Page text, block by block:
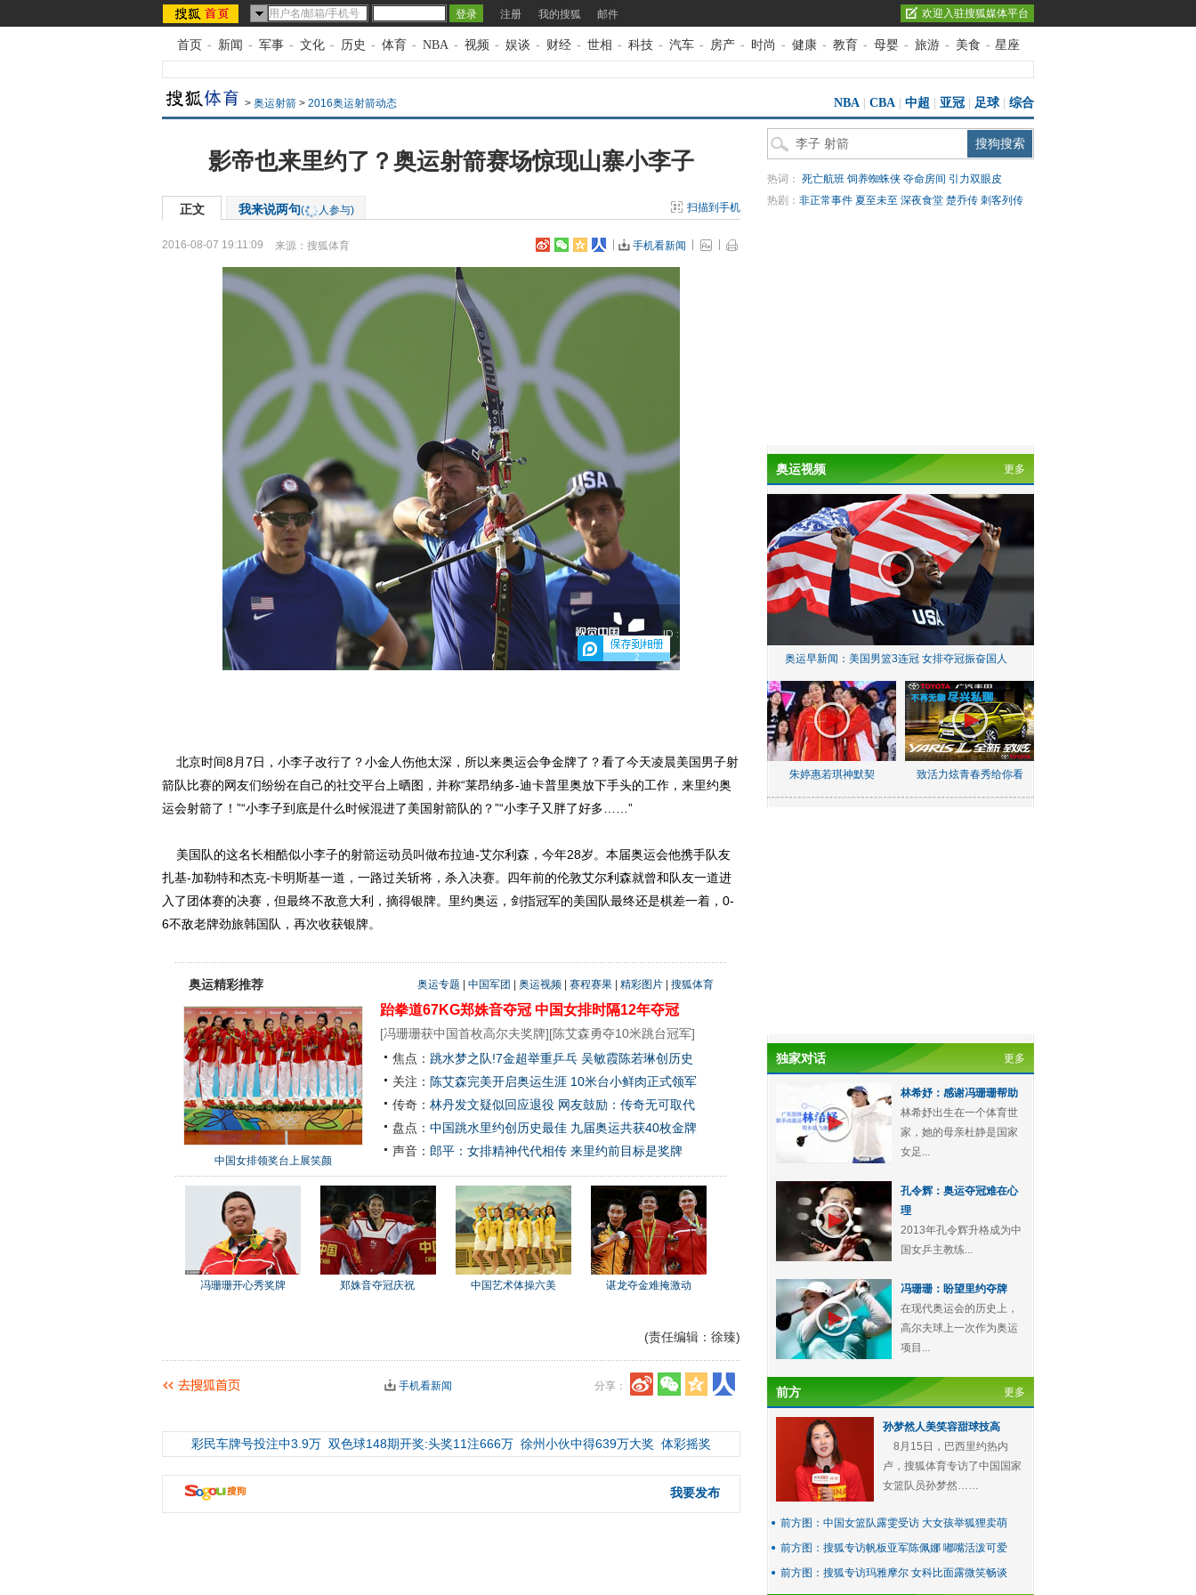
注册 我的搜狐 邮件 欢迎入驻搜狐媒体平台
首页 - 新闻 - 军事 - 文化 - 历史 - 体育 - NBA - 视频 - 娱谈 - 财经 - 世相 - 科技 - 汽车 - 房产 - 时尚 - 健康 - 教育 - 母婴 - 旅游 - 美食 - 星座
> 奥运射箭 > 2016奥运射箭动态 NBA CBA 中超 亚冠 足球| 综合
影帝也来里约了？奥运射箭赛场惊现山寨小李子
正文 我来说两句( 人参与) 扫描到手机
2016-08-07 19:11:09 来源： 搜狐体育 手机看新闻
2
北京时间8月7日，小李子改行了？小金人伤他太深，所以来奥运会争金牌了？看了今天凌晨美国男子射
箭队比赛的网友们纷纷在自己的社交平台上晒图，并称“莱昂纳多-迪卡普里奥放下手头的工作，来里约奥
运会射箭了！”“小李子到底是什么时候混进了美国射箭队的？”“小李子又胖了好多……”
美国队的这名长相酷似小李子的射箭运动员叫做布拉迪-艾尔利森，今年28岁。本届奥运会他携手队友
扎基-加勒特和杰克-卡明斯基一道，一路过关斩将，杀入决赛。四年前的伦敦艾尔利森就曾和队友一道进
入了团体赛的决赛，但最终不敌意大利，摘得银牌。里约奥运，剑指冠军的美国队最终还是棋差一着，0-
6不敌老牌劲旅韩国队，再次收获银牌。
奥运精彩推荐 奥运专题 中国军团 奥运视频 赛程赛果 精彩图片 搜狐体育
中国女排领奖台上展笑颜
跆拳道67KG郑姝音夺冠 中国女排时隔12年夺冠
[冯珊珊获中国首枚高尔夫奖牌][陈艾森勇夺10米跳台冠军]
焦点： 跳水梦之队!7金超举重乒乓 吴敏霞陈若琳创历史
关注： 陈艾森完美开启奥运生涯 10米台小鲜肉正式领军
传奇： 林丹发文疑似回应退役 网友鼓励：传奇无可取代
盘点： 中国跳水里约创历史最佳 九届奥运共获40枚金牌
声音： 郎平：女排精神代代相传 来里约前目标是奖牌
冯珊珊开心秀奖牌 郑姝音夺冠庆祝 中国艺术体操六美 谌龙夺金难掩激动
(责任编辑：徐臻)
分享：
手机看新闻
彩民车牌号投注中3.9万 双色球148期开奖:头奖11注666万 徐州小伙中得639万大奖 体彩摇奖
我要发布
热词： 死亡航班 饲养蜘蛛侠 夺命房间 引力双眼皮
热剧： 非正常事件 夏至未至 深夜食堂 楚乔传 刺客列传
奥运视频 更多
奥运早新闻：美国男篮3连冠 女排夺冠振奋国人
朱婷惠若琪神默契 致活力炫青春秀给你看
独家对话 更多
林希妤：感谢冯珊珊帮助
林希妤出生在一个体育世
家，她的母亲杜静是国家
女足...
孔令辉：奥运夺冠难在心
理
2013年孔令辉升格成为中
国女乒主教练...
冯珊珊：盼望里约夺牌
在现代奥运会的历史上，
高尔夫球上一次作为奥运
项目...
前方 更多
孙梦然人美笑容甜球技高
8月15日，巴西里约热内
卢，搜狐体育专访了中国国家
女篮队员孙梦然……
前方图：中国女篮队露雯受访 大女孩举狐狸卖萌
前方图：搜狐专访帆板亚军陈佩娜 嘟嘴活泼可爱
前方图：搜狐专访玛雅摩尔 女科比面露微笑畅谈